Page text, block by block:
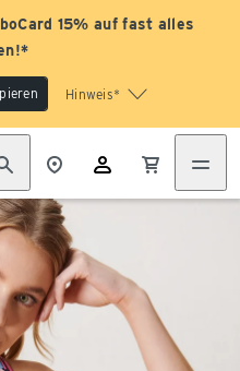
15% auf fast alles
Hinweis*